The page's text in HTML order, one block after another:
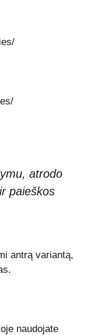
atrodo
paieškos
antrą variantą,
naudojate